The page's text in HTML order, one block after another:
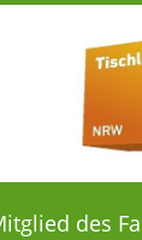
des